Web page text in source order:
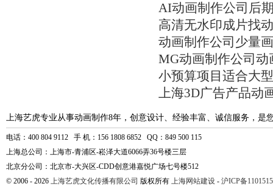
AI动画制作公司后
高清无水印成片找
动画制作公司少量
MG动画制作公司
小预算项目适合大
上海3D广告产品动
上海艺虎专业从事动画制作8年，创意设计、经验丰富、诚信服务，是
电话：400 804 9112 手 机：156 1808 6852 QQ：849 500 115
上海总公司：上海市-青浦区-崧泽大道6066弄36号楼三层
北京分公司：北京市-大兴区-CDD创意港嘉悦广场七号楼512
© 2006 - 2026 上海艺虎文化传播有限公司 版权所有 上海网站建设 - 沪ICP备